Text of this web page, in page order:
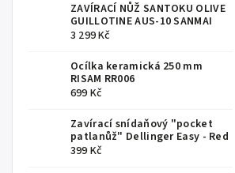
ZAVÍRACÍ NŮŽ SANTOKU OLIVE
GUILLOTINE AUS-10 SANMAI
3 299 Kč
Ocílka keramická 250 mm
RISAM RR006
699 Kč
Zavírací snídaňový "pocket
patlanůž" Dellinger Easy - Red
399 Kč